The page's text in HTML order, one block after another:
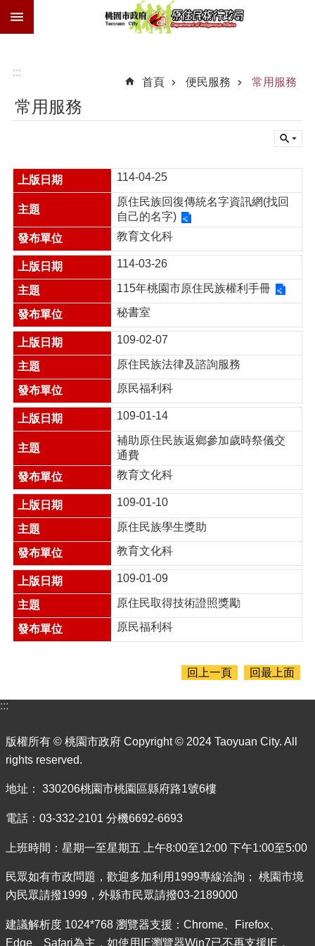
跳到主要內容區塊
金
技
歲
時
祭
儀
交
通
費
進
階
搜
訊
息
公
告
認
識
們
機
關
訊
錄
業
便
務
府
訊
開
成
果
告
:::
首頁
便民服務 常用服務
常用服務
114-04-25
原住民族回復傳統名字資訊網(找回
自己的名字)
教育文化科
114-03-26
115年桃園市原住民族權利手冊
秘書室
109-02-07
原住民族法律及諮詢服務
原民福利科
109-01-14
補助原住民族返鄉參加歲時祭儀交
通費
教育文化科
109-01-10
原住民族學生獎助
教育文化科
109-01-09
原住民取得技術證照獎勵
原民福利科
回上一頁 回最上面
:::
版權所有 © 桃園市政府 Copyright © 2024 Taoyuan City. All
rights reserved.
地址： 330206桃園市桃園區縣府路1號6樓
電話：03-332-2101 分機6692-6693
上班時間：星期一至星期五 上午8:00至12:00 下午1:00至5:00
民眾如有市政問題，歡迎多加利用1999專線洽詢； 桃園市境
內民眾請撥1999，外縣市民眾請撥03-2189000
建議解析度 1024*768 瀏覽器支援：Chrome、Firefox、
Edge、Safari為主，如使用IE瀏覽器Win7已不再支援IE，